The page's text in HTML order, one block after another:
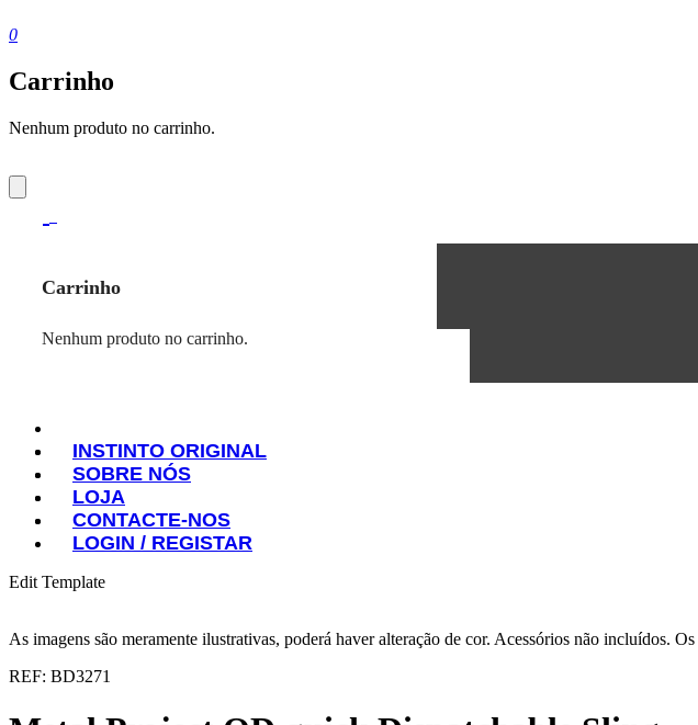
0
Carrinho
Nenhum produto no carrinho.
Carrinho
Nenhum produto no carrinho.
SOBRE NÓS
LOJA
CONTACTE-NOS
LOGIN / REGISTAR
INSTINTO ORIGINAL
SOBRE NÓS
LOJA
CONTACTE-NOS
LOGIN / REGISTAR
Edit Template
As imagens são meramente ilustrativas, poderá haver alteração de cor. Acessórios não incluídos.
REF: BD3271